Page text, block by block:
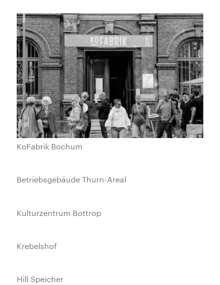
KoFabrik Bochum
Betriebsgebäude Thurn-Areal
Kulturzentrum Bottrop
Krebelshof
Hill Speicher